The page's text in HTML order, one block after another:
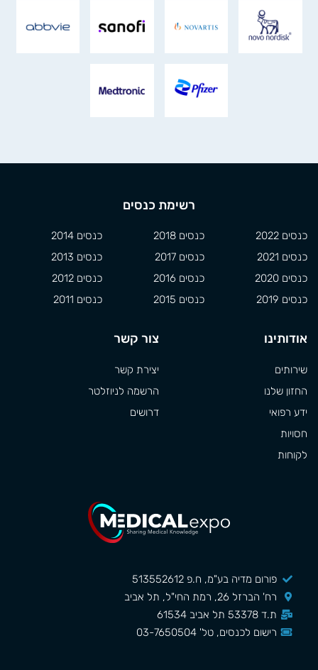
פורום מדיה בע"מ, ח.פ 513552612
רח' הברזל 26, רמת החי"ל, תל אביב
ת.ד 53378 תל אביב 61534
רישום לכנסים, טל' 03-7650504
רשימת כנסים
כנסים 2022
כנסים 2021
כנסים 2020
כנסים 2019
כנסים 2018
כנסים 2017
כנסים 2016
כנסים 2015
כנסים 2014
כנסים 2013
כנסים 2012
כנסים 2011
אודותינו
שירותים
החזון שלנו
ידע רפואי
חסויות
לקוחות
צור קשר
יצירת קשר
הרשמה לניוזלטר
דרושים